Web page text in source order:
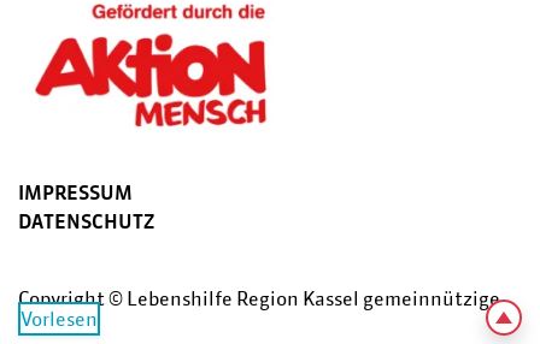
Vorlesen
IMPRESSUM
DATENSCHUTZ
Copyright © Lebenshilfe Region Kassel gemeinnützige
GmbH